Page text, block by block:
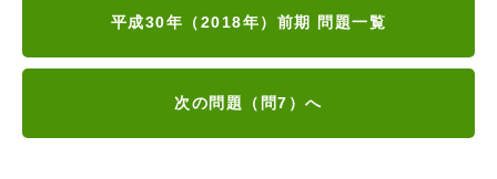
平成30年（2018年）前期 問題一覧
次の問題（問7）へ